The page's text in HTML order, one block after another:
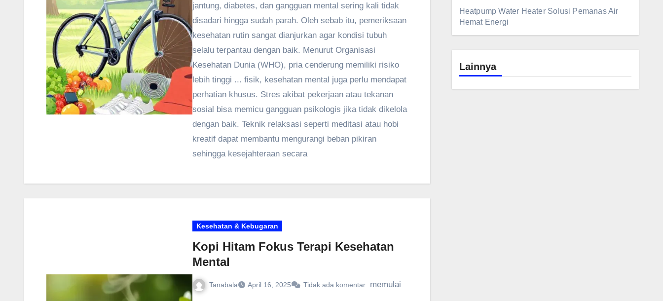
jantung, diabetes, dan gangguan mental sering kali tidak
disadari hingga sudah parah. Oleh sebab itu, pemeriksaan
kesehatan rutin sangat dianjurkan agar kondisi tubuh
selalu terpantau dengan baik. Menurut Organisasi
Kesehatan Dunia (WHO), pria cenderung memiliki risiko
lebih tinggi ... fisik, kesehatan mental juga perlu mendapat
perhatian khusus. Stres akibat pekerjaan atau tekanan
sosial bisa memicu gangguan psikologis jika tidak dikelola
dengan baik. Teknik relaksasi seperti meditasi atau hobi
kreatif dapat membantu mengurangi beban pikiran
sehingga kesejahteraan secara
Kesehatan & Kebugaran
Kopi Hitam Fokus Terapi Kesehatan
Mental
Tanabala April 16, 2025 Tidak ada komentar memulai
Heatpump Water Heater Solusi Pemanas Air
Hemat Energi
Lainnya